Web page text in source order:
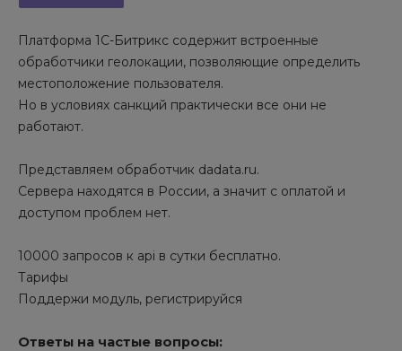
Платформа 1C-Битрикс содержит встроенные
обработчики геолокации, позволяющие определить
местоположение пользователя.
Но в условиях санкций практически все они не
работают.
Представляем обработчик dadata.ru.
Сервера находятся в России, а значит с оплатой и
доступом проблем нет.
10000 запросов к api в сутки бесплатно.
Тарифы
Поддержи модуль, регистрируйся
Ответы на частые вопросы: